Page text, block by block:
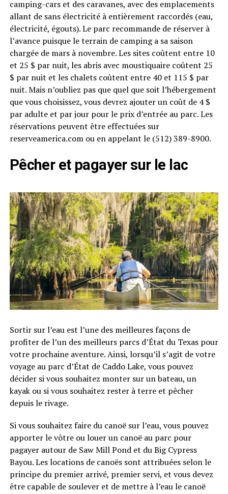
camping-cars et des caravanes, avec des emplacements
allant de sans électricité à entièrement raccordés (eau,
électricité, égouts). Le parc recommande de réserver à
l’avance puisque le terrain de camping a sa saison
chargée de mars à novembre. Les sites coûtent entre 10
et 25 $ par nuit, les abris avec moustiquaire coûtent 25
$ par nuit et les chalets coûtent entre 40 et 115 $ par
nuit. Mais n’oubliez pas que quel que soit l’hébergement
que vous choisissez, vous devrez ajouter un coût de 4 $
par adulte et par jour pour le prix d’entrée au parc. Les
réservations peuvent être effectuées sur
reserveamerica.com ou en appelant le (512) 389-8900.
Pêcher et pagayer sur le lac
Sortir sur l’eau est l’une des meilleures façons de
profiter de l’un des meilleurs parcs d’État du Texas pour
votre prochaine aventure. Ainsi, lorsqu’il s’agit de votre
voyage au parc d’État de Caddo Lake, vous pouvez
décider si vous souhaitez monter sur un bateau, un
kayak ou si vous souhaitez rester à terre et pêcher
depuis le rivage.
Si vous souhaitez faire du canoë sur l’eau, vous pouvez
apporter le vôtre ou louer un canoë au parc pour
pagayer autour de Saw Mill Pond et du Big Cypress
Bayou. Les locations de canoës sont attribuées selon le
principe du premier arrivé, premier servi, et vous devez
être capable de soulever et de mettre à l’eau le canoë